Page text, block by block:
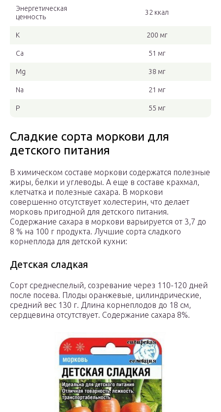
Энергетическая
ценность
32 ккал
K 200 мг
Ca 51 мг
Mg 38 мг
Na 21 мг
P 55 мг
Сладкие сорта моркови для
детского питания
В химическом составе моркови содержатся полезные
жиры, белки и углеводы. А еще в составе крахмал,
клетчатка и полезные сахара. В моркови
совершенно отсутствует холестерин, что делает
морковь пригодной для детского питания.
Содержание сахара в моркови варьируется от 3,7 до
8 % на 100 г продукта. Лучшие сорта сладкого
корнеплода для детской кухни:
Детская сладкая
Сорт среднеспелый, созревание через 110-120 дней
после посева. Плоды оранжевые, цилиндрические,
средний вес 130 г. Длина корнеплодов до 18 см,
сердцевина отсутствует. Содержание сахара 8%.